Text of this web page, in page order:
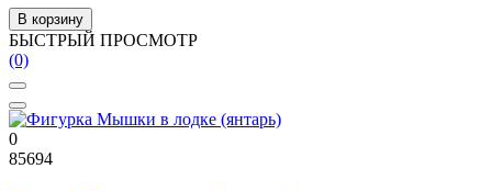
В корзину
БЫСТРЫЙ ПРОСМОТР
(0)
0
85694